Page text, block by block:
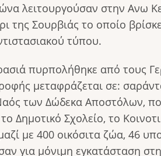
λειτουργούσαν στην Ανω
Σουρβιάς το οποίο
τύπου.
πυρπολήθηκε από τους
μεταφράζεται σε:
Ναός των Δώδεκα Αποστόλων,
Δημοτικό Σχολείο, το
με 400 οικόσιτα ζώα, 46
για μόνιμη εγκατάσταση